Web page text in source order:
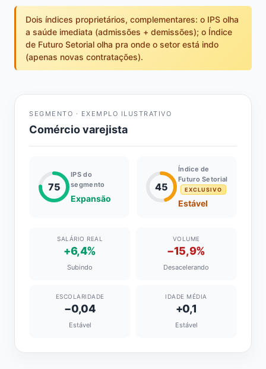
Dois índices proprietários, complementares: o IPS olha
a saúde imediata (admissões + demissões); o Índice
de Futuro Setorial olha pra onde o setor está indo
(apenas novas contratações).
SEGMENTO · EXEMPLO ILUSTRATIVO
Comércio varejista
75
IPS do
segmento
Expansão
45
Índice de
Futuro Setorial
EXCLUSIVO
Estável
SALÁRIO REAL
+6,4%
Subindo
VOLUME
−15,9%
Desacelerando
ESCOLARIDADE
−0,04
Estável
IDADE MÉDIA
+0,1
Estável